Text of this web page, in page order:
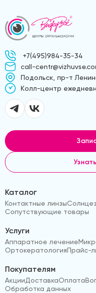
+7(495)984-35-34
call-
Подольск, пр-т
Kолл-центр
Каталог
Контактные линзы
Сопутствующие товары
Услуги
Аппаратное лечение
ОртокератологияПрайс-
Покупателям
АкцииДоставкаОплата
Обработка данных